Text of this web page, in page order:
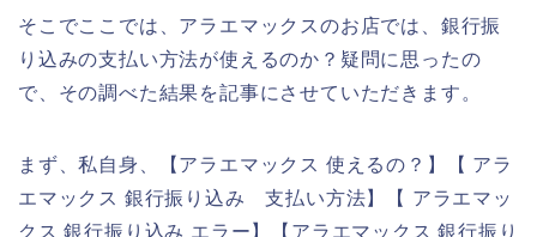
そこでここでは、アラエマックスのお店では、銀行振
り込みの支払い方法が使えるのか？疑問に思ったの
で、その調べた結果を記事にさせていただきます。
まず、私自身、【アラエマックス 使えるの？】【 アラ
エマックス 銀行振り込み 支払い方法】【 アラエマッ
クス 銀行振り込み エラー】【アラエマックス 銀行振り